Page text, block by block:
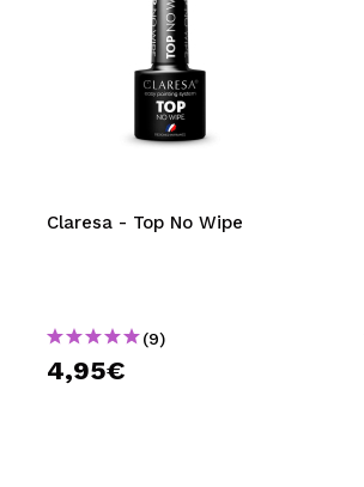
Claresa - Top No Wipe
(9)
4,95€